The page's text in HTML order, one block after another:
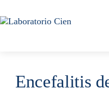
links
to
Encefalitis